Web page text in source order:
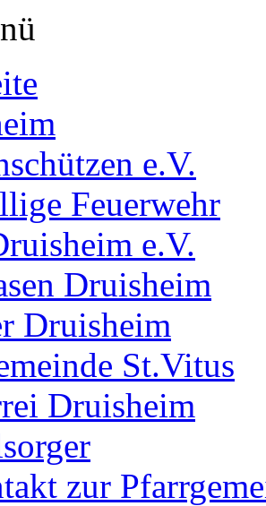
e.V.
Feuerwehr
e.V.
Druisheim
Druisheim
St.Vitus
Druisheim
zur